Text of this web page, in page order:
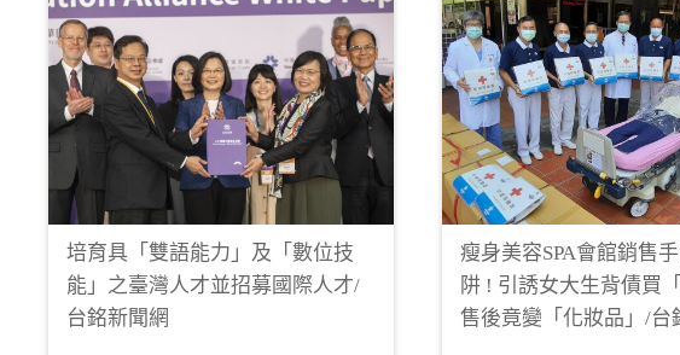
培育具「雙語能力」及「數位技
能」之臺灣人才並招募國際人才/
台銘新聞網
瘦身美容SPA會館銷售
阱 ! 引誘女大生背債買
售後竟變「化妝品」/台